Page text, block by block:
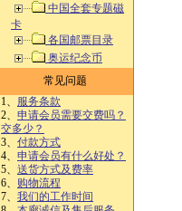
中国全套专题磁
卡
各国邮票目录
奥运纪念币
常见问题
1、 服务条款
2、 申请会员需要交费吗？
交多少？
3、 付款方式
4、 申请会员有什么好处？
5、 送货方式及费率
6、 购物流程
7、 我们的工作时间